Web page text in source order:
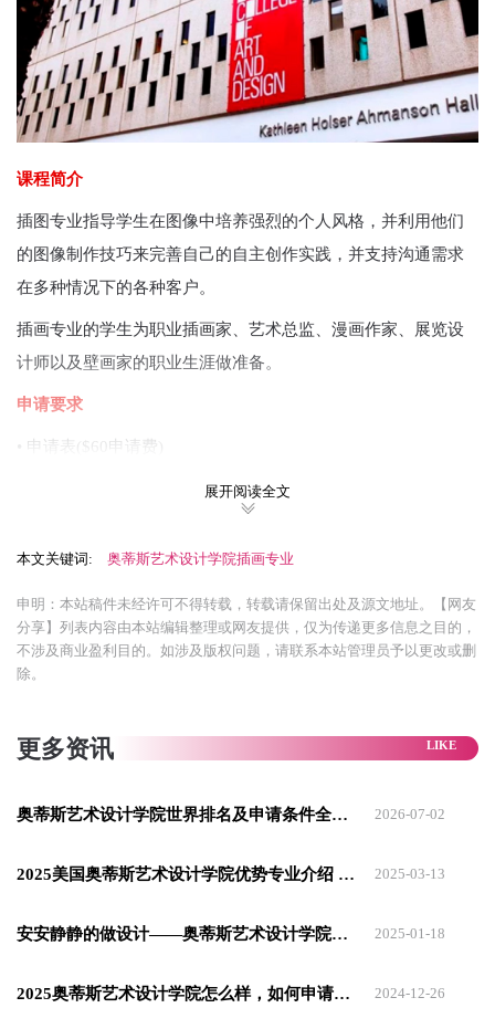
课程简介
插图专业指导学生在图像中培养强烈的个人风格，并利用他们
的图像制作技巧来完善自己的自主创作实践，并支持沟通需求
在多种情况下的各种客户。
插画专业的学生为职业插画家、艺术总监、漫画作家、展览设
计师以及壁画家的职业生涯做准备。
申请要求
• 申请表($60申请费)
艺术家或设计师的职业生涯，你将会选谁?你希望从他身上学到
什么?
作品集要求
• 国际生建议提供电子作品集，在网申后，你将会收到url来上传
• 我们也接受DVD和CD
• 基本的作品集应该包括10-20张，你近期最好的作品，媒介不
- 插画
展开阅读全文
本文关键词: 奥蒂斯艺术设计学院插画专业
申明：本站稿件未经许可不得转载，转载请保留出处及源文地址。【网友
分享】列表内容由本站编辑整理或网友提供，仅为传递更多信息之目的，
不涉及商业盈利目的。如涉及版权问题，请联系本站管理员予以更改或删
除。
更多资讯
奥蒂斯艺术设计学院世界排名及申请条件全解析 2026-07-02
2025美国奥蒂斯艺术设计学院优势专业介绍 玩具设计全美独家！ 2025-03-13
安安静静的做设计——奥蒂斯艺术设计学院服装专业！ 2025-01-18
2025奥蒂斯艺术设计学院怎么样，如何申请考入? 2024-12-26